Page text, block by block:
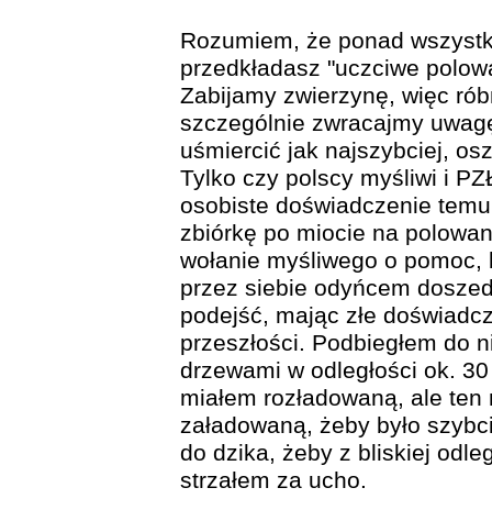
Rozumiem, że ponad
przedkładasz "uczciwe
Zabijamy zwierzynę, więc
szczególnie zwracajmy
uśmiercić jak najszybciej,
Tylko czy polscy myśliwi i
osobiste doświadczenie
zbiórkę po miocie na
wołanie myśliwego o
przez siebie odyńcem
podejść, mając złe
przeszłości. Podbiegłem do
drzewami w odległości ok.
miałem rozładowaną, ale
załadowaną, żeby było
do dzika, żeby z bliskiej
strzałem za ucho.